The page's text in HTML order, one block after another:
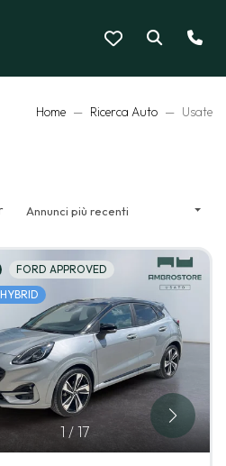
Home Ricerca Auto Usate
Annunci più recenti
1 / 17
FORD APPROVED